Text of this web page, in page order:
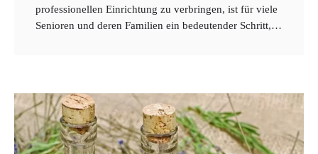
professionellen Einrichtung zu verbringen, ist für viele
Senioren und deren Familien ein bedeutender Schritt,…
Robo-Advisor – Automatisierte
Anlagestrategien und ihr Einfluss auf das
Portfoliomanagement